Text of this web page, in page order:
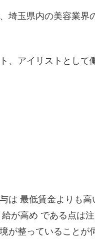
埼玉県内の美容業界
、アイリストとして
は 最低賃金よりも高
が高め である点は
が整っていることが